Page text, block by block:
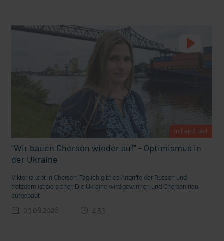
Ostern erleben wie vor 2000 Jahren in Jerusalem
mit epd Text
"Wir bauen Cherson wieder auf" - Optimismus in
der Ukraine
Viktoriia lebt in Cherson. Täglich gibt es Angriffe der Russen und
trotzdem ist sie sicher: Die Ukraine wird gewinnen und Cherson neu
aufgebaut.
03.08.2026 2:53